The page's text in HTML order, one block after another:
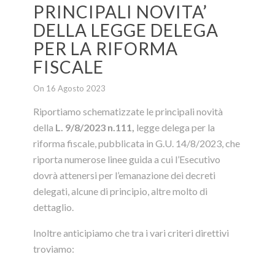
PRINCIPALI NOVITA’
DELLA LEGGE DELEGA
PER LA RIFORMA
FISCALE
On 16 Agosto 2023
Riportiamo schematizzate le principali novità
della L. 9/8/2023 n.111, legge delega per la
riforma fiscale, pubblicata in G.U. 14/8/2023,che
riporta numerose linee guida a cui l’Esecutivo
dovrà attenersi per l’emanazione dei decreti
delegati, alcune di principio, altre molto di
dettaglio.
Inoltre anticipiamo che tra i vari criteri direttivi
troviamo: